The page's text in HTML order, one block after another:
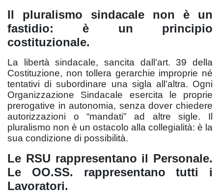
Il pluralismo sindacale non è un
fastidio: è un principio
costituzionale.
La libertà sindacale, sancita dall’art. 39 della
Costituzione, non tollera gerarchie improprie né
tentativi di subordinare una sigla all’altra. Ogni
Organizzazione Sindacale esercita le proprie
prerogative in autonomia, senza dover chiedere
autorizzazioni o “mandati” ad altre sigle. Il
pluralismo non è un ostacolo alla collegialità: è la
sua condizione di possibilità.
Le RSU rappresentano il Personale.
Le OO.SS. rappresentano tutti i
Lavoratori.